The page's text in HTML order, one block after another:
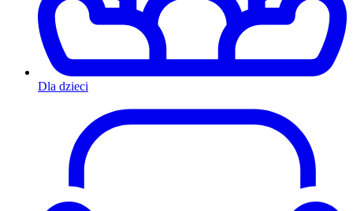
Dla dzieci